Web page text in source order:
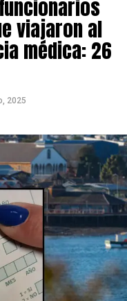
viajaron al
médica: 26
2025